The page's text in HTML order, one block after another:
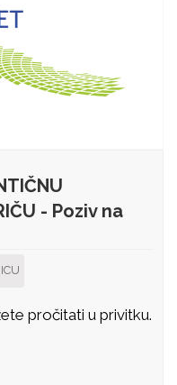
- Poziv na
pročitati u privitku.